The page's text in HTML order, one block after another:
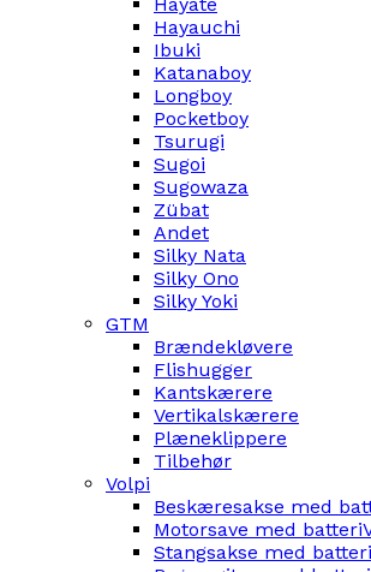
Hayauchi
Ibuki
Katanaboy
Longboy
Pocketboy
Tsurugi
Sugoi
Sugowaza
Zübat
Andet
Silky Nata
Silky Ono
Silky Yoki
GTM
Brændekløvere
Flishugger
Kantskærere
Vertikalskærere
Plæneklippere
Tilbehør
Volpi
Beskæresakse med
Motorsave med batteri
Stangsakse med batteri